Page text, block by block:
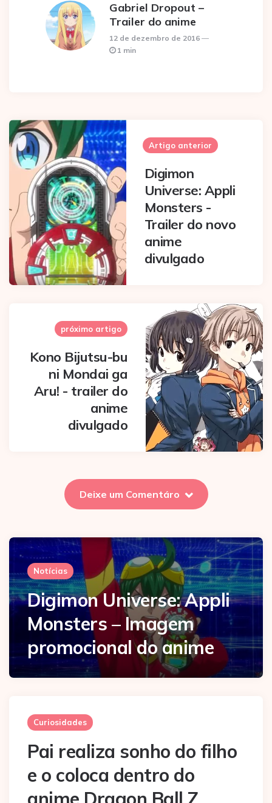
Gabriel Dropout –
Trailer do anime
12 de dezembro de 2016
1 min
Post
navigation
Artigo anterior
Digimon
Universe: Appli
Monsters -
Trailer do novo
anime
divulgado
próximo artigo
Kono Bijutsu-bu
ni Mondai ga
Aru! - trailer do
anime
divulgado
Deixe um Comentáro
Notícias
Digimon Universe: Appli
Monsters – Imagem
promocional do anime
Curiosidades
Pai realiza sonho do filho
e o coloca dentro do